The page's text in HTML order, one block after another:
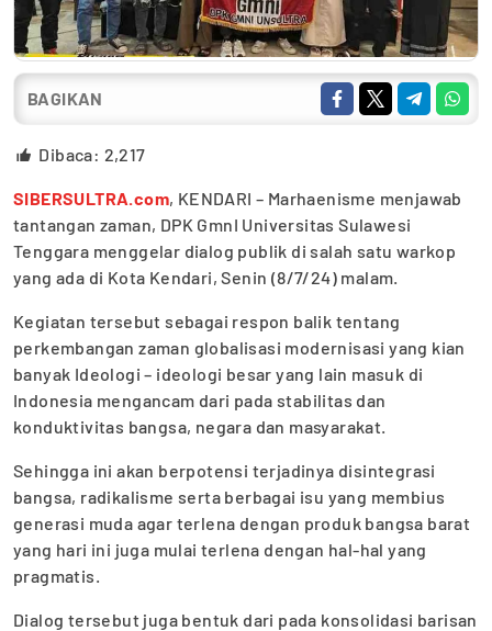
BAGIKAN
Dibaca: 2,217
SIBERSULTRA.com, KENDARI – Marhaenisme menjawab
tantangan zaman, DPK GmnI Universitas Sulawesi
Tenggara menggelar dialog publik di salah satu warkop
yang ada di Kota Kendari, Senin (8/7/24) malam.
Kegiatan tersebut sebagai respon balik tentang
perkembangan zaman globalisasi modernisasi yang kian
banyak Ideologi – ideologi besar yang lain masuk di
Indonesia mengancam dari pada stabilitas dan
konduktivitas bangsa, negara dan masyarakat.
Sehingga ini akan berpotensi terjadinya disintegrasi
bangsa, radikalisme serta berbagai isu yang membius
generasi muda agar terlena dengan produk bangsa barat
yang hari ini juga mulai terlena dengan hal-hal yang
pragmatis.
Dialog tersebut juga bentuk dari pada konsolidasi barisan